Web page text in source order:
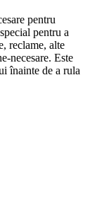
pentru
pentru a
reclame, alte
necesare. Este
înainte de a rula